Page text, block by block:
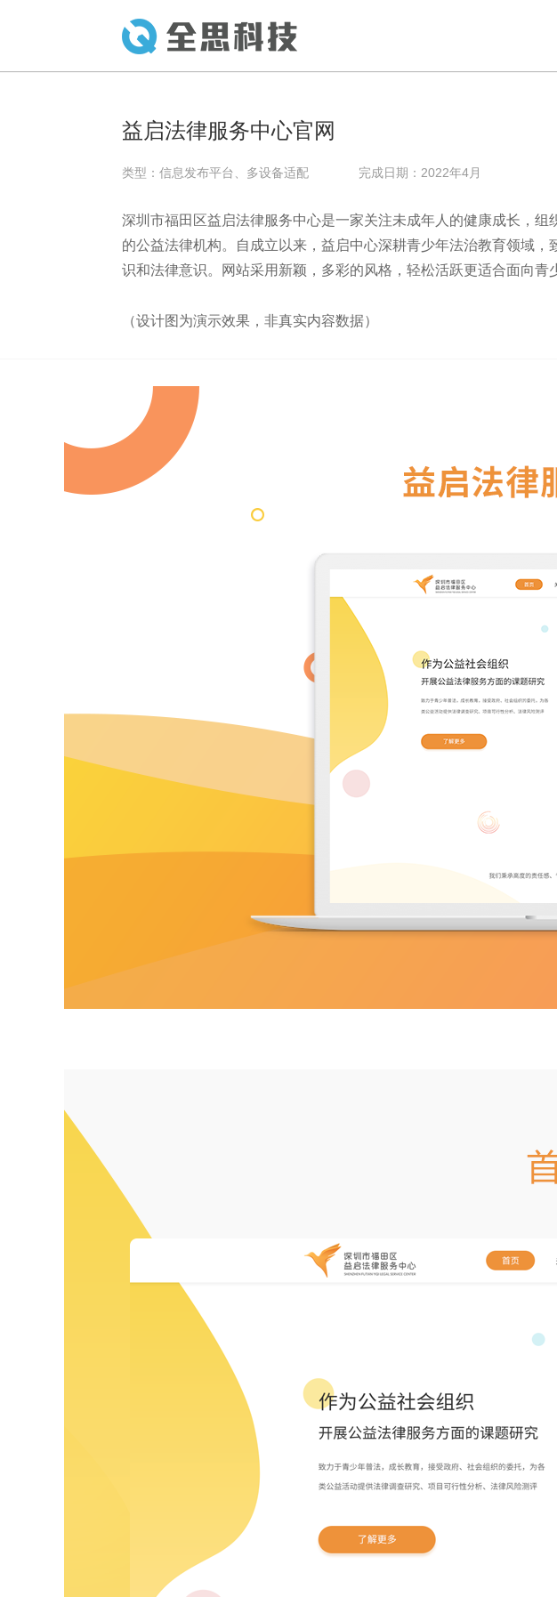
益启法律服务中心官网
类型： 信息发布平台 多设备适配 完成日期：2022年4月
深圳市福田区益启法律服务中心是一家关注未成年人的健康成长，
的公益法律机构。自成立以来，益启中心深耕青少年法治教育领域
识和法律意识。网站采用新颖，多彩的风格，轻松活跃更适合面向青
（设计图为演示效果，非真实内容数据）